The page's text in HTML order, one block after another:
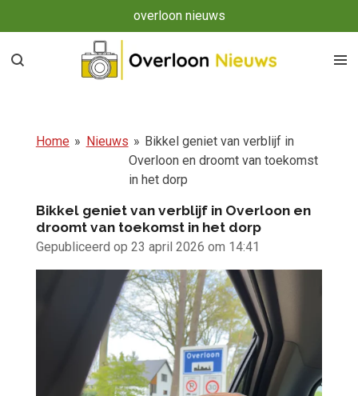
direct
naar
overloon nieuws
Home » Nieuws » Bikkel geniet van verblijf in
Overloon en droomt van toekomst
in het dorp
Bikkel geniet van verblijf in Overloon en
droomt van toekomst in het dorp
Gepubliceerd op 23 april 2026 om 14:41